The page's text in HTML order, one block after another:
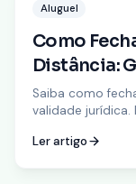
Aluguel
Como
Distância:
Saiba como
validade jurídica.
Ler artigo